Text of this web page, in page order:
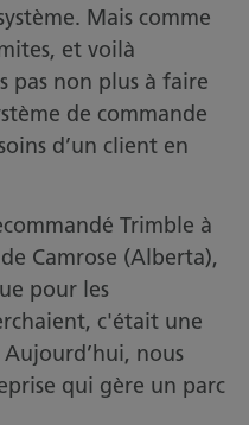
Mais comme
et voilà
pas non plus à faire
de commande
d’un client en
Trimble à
Camrose (Alberta),
pour les
c'était une
nous
qui gère un parc